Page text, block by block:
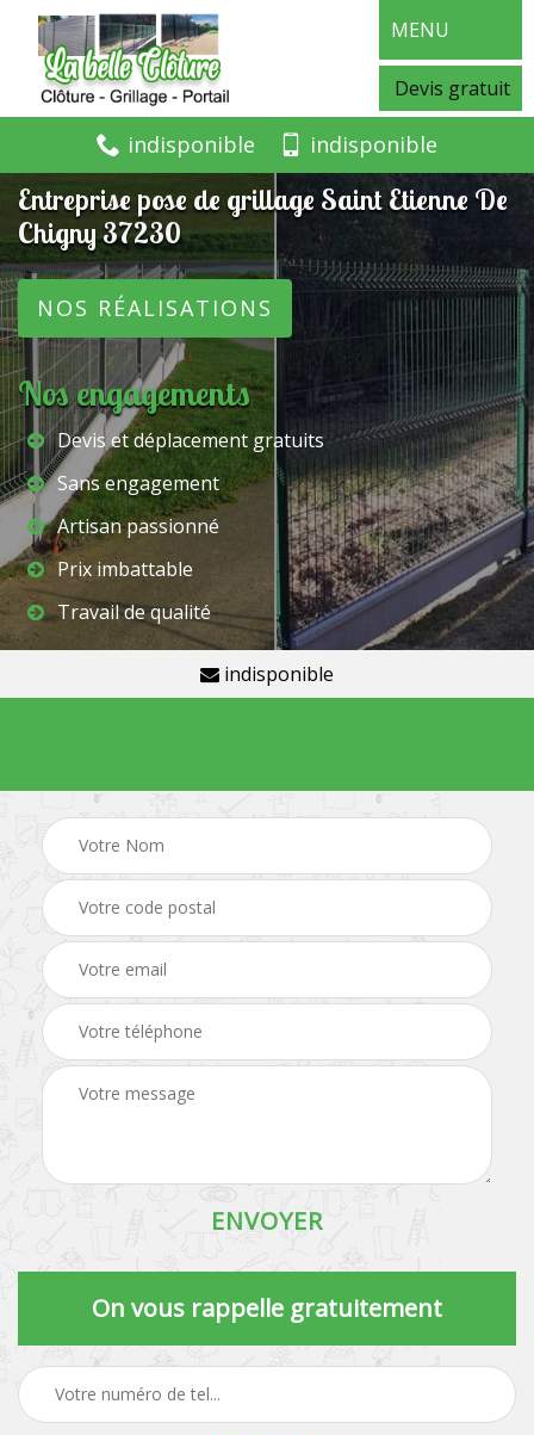
MENU
Devis gratuit
indisponible indisponible
Entreprise pose de grillage Saint Etienne De
Chigny 37230
NOS RÉALISATIONS
Nos engagements
Devis et déplacement gratuits
Sans engagement
Artisan passionné
Prix imbattable
Travail de qualité
indisponible
On vous rappelle gratuitement